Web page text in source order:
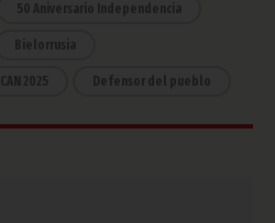
50 Aniversario Independencia
Bielorrusia
CAN 2025 Defensor del pueblo